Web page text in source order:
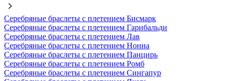
Серебряные браслеты с плетением Бисмарк
Серебряные браслеты с плетением Гарибальди
Серебряные браслеты с плетением Лав
Серебряные браслеты с плетением Нонна
Серебряные браслеты с плетением Панцирь
Серебряные браслеты с плетением Ромб
Серебряные браслеты с плетением Сингапур